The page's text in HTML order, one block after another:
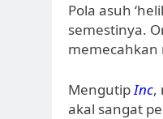
Pola asuh
semestinya.
memecahkan
MengutipInc,
akal sangat